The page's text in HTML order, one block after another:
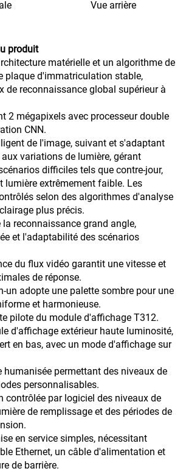
Vue arrière
produit
matérielle et un algorithme de
plaque d'immatriculation stable,
de reconnaissance global supérieur à
2 mégapixels avec processeur double
CNN.
de l'image, suivant et s'adaptant
variations de lumière, gérant
difficiles tels que contre-jour,
lumière extrêmement faible. Les
selon des algorithmes d'analyse
plus précis.
la reconnaissance grand angle,
et l'adaptabilité des scénarios
du flux vidéo garantit une vitesse et
de réponse.
un adopte une palette sombre pour une
et harmonieuse.
pilote du module d'affichage T312.
d'affichage extérieur haute luminosité,
en bas, avec un mode d'affichage sur
permettant des niveaux de
personnalisables.
contrôlée par logiciel des niveaux de
de remplissage et des périodes de
en service simples, nécessitant
Ethernet, un câble d'alimentation et
de barrière.